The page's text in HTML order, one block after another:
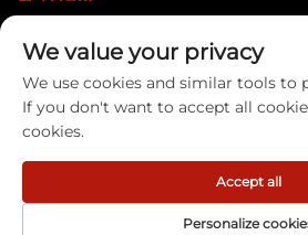
Copyright © 2025 Ruian Xinye
We value your privacy
We use cookies and similar tools to
If you don't want to accept all
cookies.
Personalize
Accept all